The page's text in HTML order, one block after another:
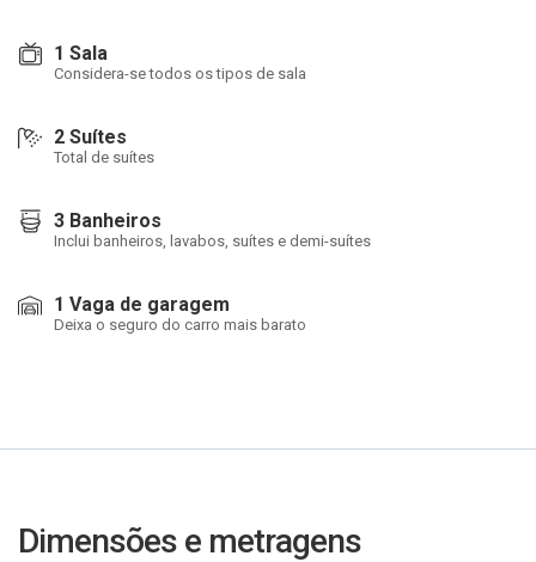
1 Sala
Considera-se todos os tipos de sala
2 Suítes
Total de suítes
3 Banheiros
Inclui banheiros, lavabos, suítes e demi-suítes
1 Vaga de garagem
Deixa o seguro do carro mais barato
Dimensões e metragens